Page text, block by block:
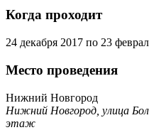
Когда проходит
24 декабря 2017 по 23
Место проведения
Нижний Новгород
Нижний Новгород, улица
этаж